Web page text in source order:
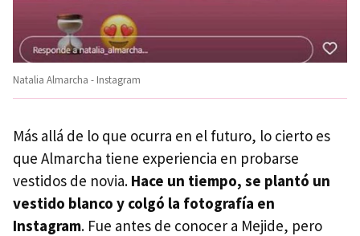
Natalia Almarcha - Instagram
Más allá de lo que ocurra en el futuro, lo cierto es
que Almarcha tiene experiencia en probarse
vestidos de novia. Hace un tiempo, se plantó un
vestido blanco y colgó la fotografía en
Instagram. Fue antes de conocer a Mejide, pero